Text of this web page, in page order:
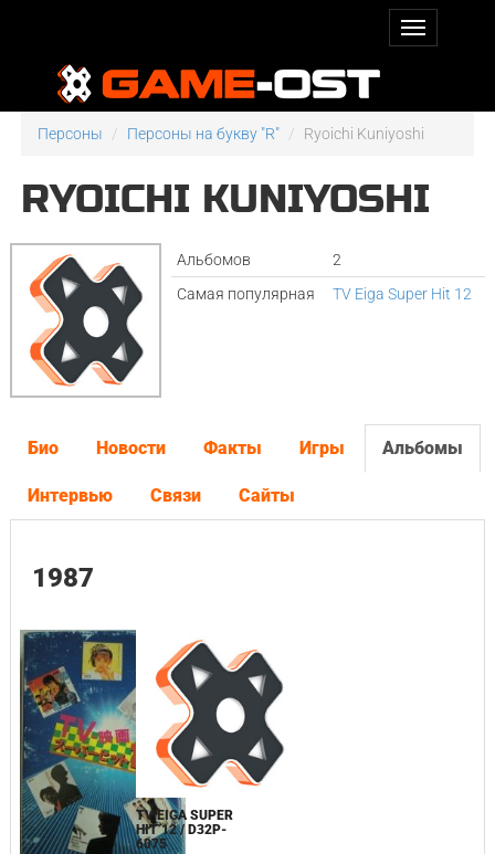
Персоны Персоны на букву "R" Ryoichi Kuniyoshi
RYOICHI KUNIYOSHI
Альбомов
2
Самая популярная
TV Eiga Super Hit 12
Био Новости Факты Игры Альбомы
Интервью Связи Сайты
1987
TV EIGA SUPER
HIT 12 / D32P-
6075